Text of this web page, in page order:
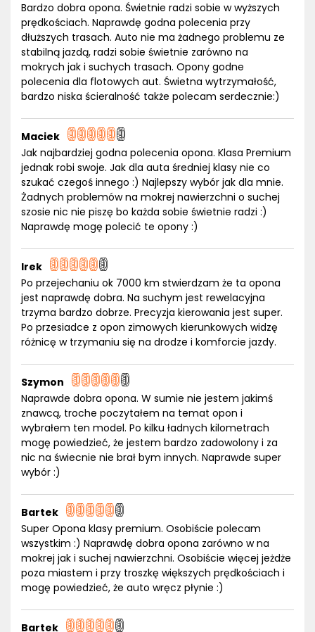
Bardzo dobra opona. Świetnie radzi sobie w wyższych
prędkościach. Naprawdę godna polecenia przy
dłuższych trasach. Auto nie ma żadnego problemu ze
stabilną jazdą, radzi sobie świetnie zarówno na
mokrych jak i suchych trasach. Opony godne
polecenia dla flotowych aut. Świetna wytrzymałość,
bardzo niska ścieralność także polecam serdecznie:)
Maciek
Jak najbardziej godna polecenia opona. Klasa Premium
jednak robi swoje. Jak dla auta średniej klasy nie co
szukać czegoś innego :) Najlepszy wybór jak dla mnie.
Żadnych problemów na mokrej nawierzchni o suchej
szosie nic nie piszę bo każda sobie świetnie radzi :)
Naprawdę mogę polecić te opony :)
Irek
Po przejechaniu ok 7000 km stwierdzam że ta opona
jest naprawdę dobra. Na suchym jest rewelacyjna
trzyma bardzo dobrze. Precyzja kierowania jest super.
Po przesiadce z opon zimowych kierunkowych widzę
różnicę w trzymaniu się na drodze i komforcie jazdy.
Szymon
Naprawde dobra opona. W sumie nie jestem jakimś
znawcą, troche poczytałem na temat opon i
wybrałem ten model. Po kilku ładnych kilometrach
mogę powiedzieć, że jestem bardzo zadowolony i za
nic na świecnie nie brał bym innych. Naprawde super
wybór :)
Bartek
Super Opona klasy premium. Osobiście polecam
wszystkim :) Naprawdę dobra opona zarówno w na
mokrej jak i suchej nawierzchni. Osobiście więcej jeżdże
poza miastem i przy troszkę większych prędkościach i
mogę powiedzieć, że auto wręcz płynie :)
Bartek